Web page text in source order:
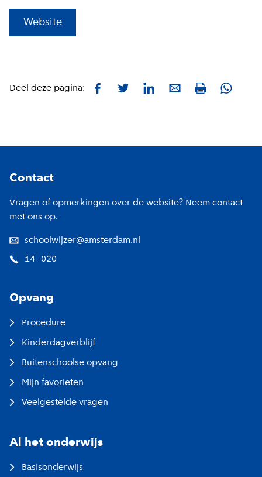
Website
Deel deze pagina: FacebookTwitterLinkedInE-mailPrint
Contact
Vragen of opmerkingen over de website? Neem contact
met ons op.
schoolwijzer@amsterdam.nl
14 -020
Opvang
Procedure
Kinderdagverblijf
Buitenschoolse opvang
Mijn favorieten
Veelgestelde vragen
Al het onderwijs
Basisonderwijs